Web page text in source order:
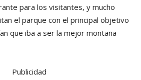
para los visitantes, y mucho
el parque con el principal objetivo
que iba a ser la mejor montaña
Publicidad